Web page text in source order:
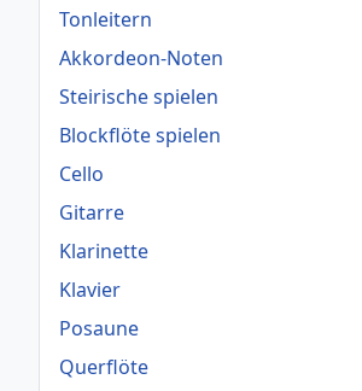
Tonleitern
Akkordeon-Noten
Steirische spielen
Blockflöte spielen
Cello
Gitarre
Klarinette
Klavier
Posaune
Querflöte